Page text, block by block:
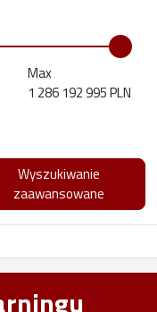
Max
1 286 192 995 PLN
Wyszukiwanie
zaawansowane